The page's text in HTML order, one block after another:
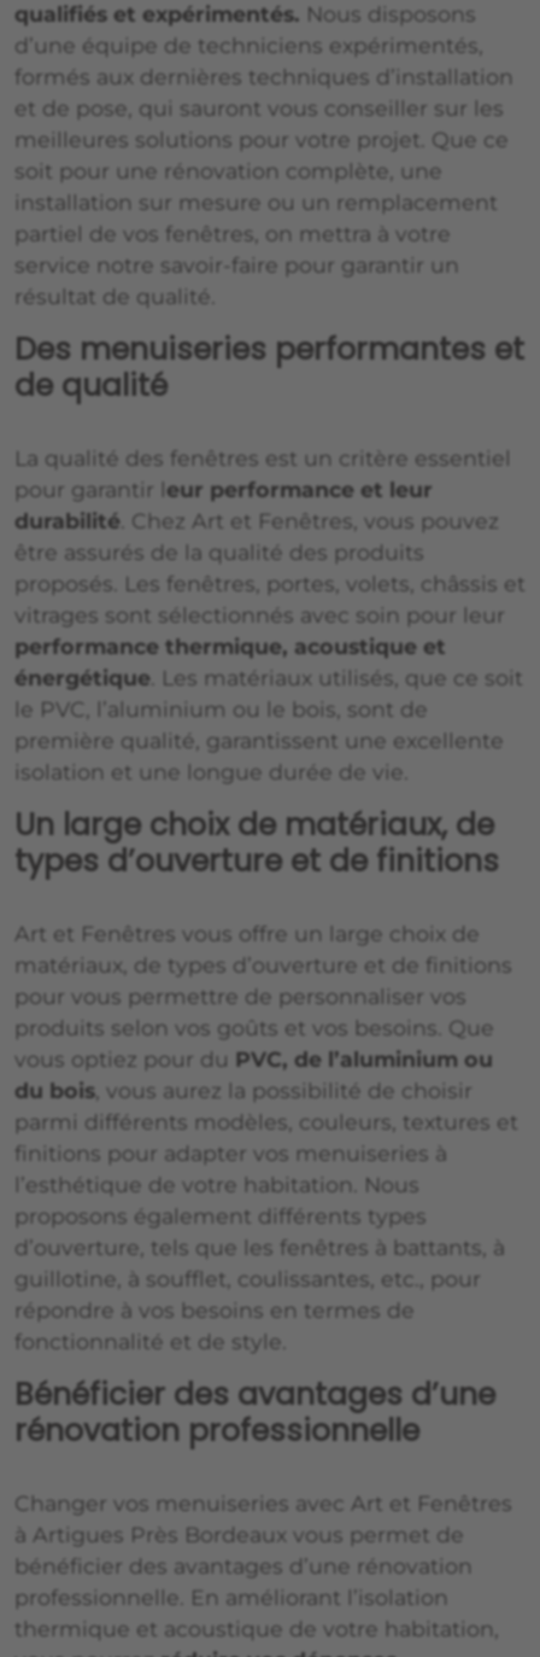
qualifiés et expérimentés. Nous disposons
d’une équipe de techniciens expérimentés,
formés aux dernières techniques d’installation
et de pose, qui sauront vous conseiller sur les
meilleures solutions pour votre projet. Que ce
soit pour une rénovation complète, une
installation sur mesure ou un remplacement
partiel de vos fenêtres, on mettra à votre
service notre savoir-faire pour garantir un
résultat de qualité.
Des menuiseries performantes et
de qualité
La qualité des fenêtres est un critère essentiel
pour garantir l eur performance et leur
durabilité . Chez Art et Fenêtres, vous pouvez
être assurés de la qualité des produits
proposés. Les fenêtres, portes, volets, châssis et
vitrages sont sélectionnés avec soin pour leur
performance thermique, acoustique et
énergétique . Les matériaux utilisés, que ce soit
le PVC, l’aluminium ou le bois, sont de
première qualité, garantissent une excellente
isolation et une longue durée de vie.
Un large choix de matériaux, de
types d’ouverture et de finitions
Art et Fenêtres vous offre un large choix de
matériaux, de types d’ouverture et de finitions
pour vous permettre de personnaliser vos
produits selon vos goûts et vos besoins. Que
vous optiez pour du PVC, de l’aluminium ou
du bois , vous aurez la possibilité de choisir
parmi différents modèles, couleurs, textures et
finitions pour adapter vos menuiseries à
l’esthétique de votre habitation. Nous
proposons également différents types
d’ouverture, tels que les fenêtres à battants, à
guillotine, à soufflet, coulissantes, etc., pour
répondre à vos besoins en termes de
fonctionnalité et de style.
Bénéficier des avantages d’une
rénovation professionnelle
Changer vos menuiseries avec Art et Fenêtres
à Artigues Près Bordeaux vous permet de
bénéficier des avantages d’une rénovation
professionnelle. En améliorant l’isolation
thermique et acoustique de votre habitation,